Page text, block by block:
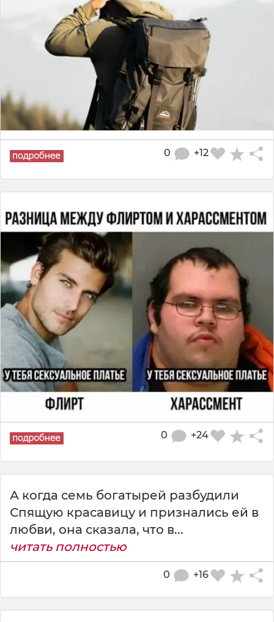
+12
0
+24
0
А когда семь богатырей разбудили
Спящую красавицу и признались ей в
любви, она сказала, что в...
читать полностью
+16
0